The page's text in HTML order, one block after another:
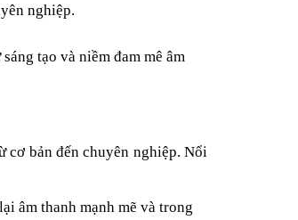
nghiệp.
tạo và niềm đam mê âm
cơ bản đến chuyên nghiệp. Nổi
âm thanh mạnh mẽ và trong